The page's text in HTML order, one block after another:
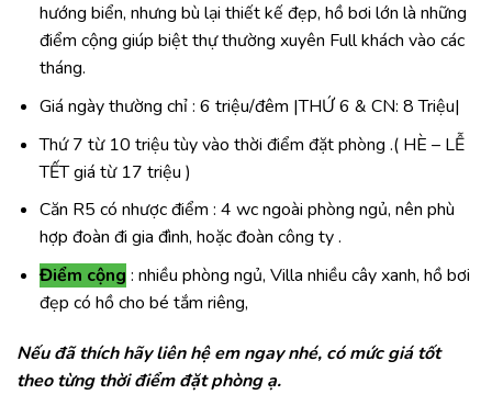
hướng biển, nhưng bù lại thiết kế đẹp, hồ bơi lớn là những
điểm cộng giúp biệt thự thường xuyên Full khách vào các
tháng.
Giá ngày thường chỉ : 6 triệu/đêm |THỨ 6 & CN: 8 Triệu|
Thứ 7 từ 10 triệu tùy vào thời điểm đặt phòng .( HÈ – LỄ
TẾT giá từ 17 triệu )
Căn R5 có nhược điểm : 4 wc ngoài phòng ngủ, nên phù
hợp đoàn đi gia đình, hoặc đoàn công ty .
Điểm cộng : nhiều phòng ngủ, Villa nhiều cây xanh, hồ bơi
đẹp có hồ cho bé tắm riêng,
Nếu đã thích hãy liên hệ em ngay nhé, có mức giá tốt
theo từng thời điểm đặt phòng ạ.